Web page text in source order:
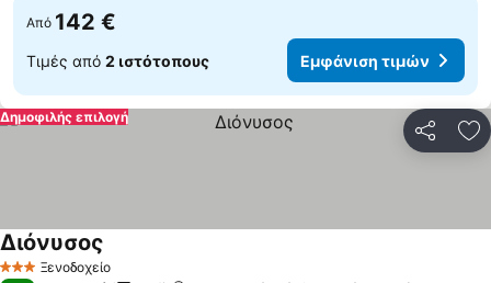
Από 142 €
Τιμές από 2 ιστότοπους Εμφάνιση τιμών
Δημοφιλής επιλογή
3 ΑστέριαΞενοδοχείο
Διόνυσος